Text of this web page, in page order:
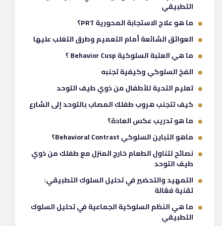
التطبيقي
ما هو علاج الاستجابة المحورية PRT؟
العوائق الشائعة أمام التعميم وطرق التغلب عليها
ما هي العتبة السلوكية Behavior Cusp ؟
الفخ السلوكي وكيفية تجنبه
تعليم التحية للأطفال من ذوي طيف التوحد
كيف تتجنب هروب طفلك المصاب بالتوحد إلى الشارع
ما هو تدريب عكس العادة؟
ماهو التباين السلوكي Behavioral Contrast؟
نصائح لتناول الطعام خارج المنزل مع طفلك من ذوي
طيف التوحد
التمهيد والتحضير في تحليل السلوك التطبيقي:
تقنية فعّالة
ما هي النظم السلوكية الجماعية في تحليل السلوك
التطبيقي